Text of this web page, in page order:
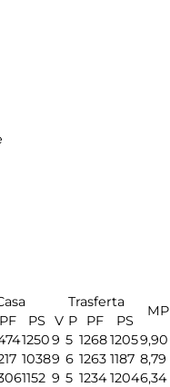
Trasferta
MP
PF PS V P PF
PS
12509 5 126812059,90
10389 6 1263 1187 8,79
1152 9 5 123412046,34